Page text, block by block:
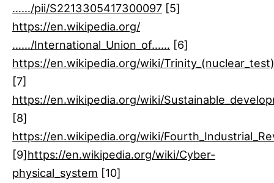
……/pii/S2213305417300097 [5]​
https://en.wikipedia.org/
……/International_Union_of…… [6]​
https://en.wikipedia.org/wiki/Trinity_(nuclear_test)
[7]​
https://en.wikipedia.org/wiki/
[8]​
https://en.wikipedia.org/wiki/
[9]​https://en.wikipedia.org/wiki/Cyber-
physical_system [10]​